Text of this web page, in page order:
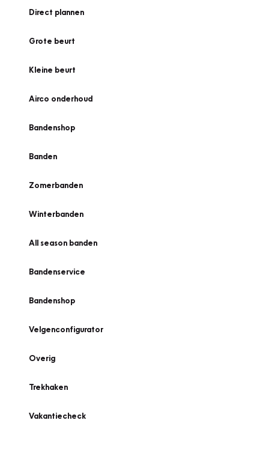
Direct plannen
Grote beurt
Kleine beurt
Airco onderhoud
Bandenshop
Banden
Zomerbanden
Winterbanden
All season banden
Bandenservice
Bandenshop
Velgenconfigurator
Overig
Trekhaken
Vakantiecheck